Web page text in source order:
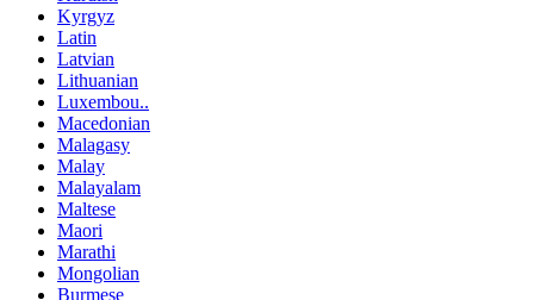
Kyrgyz
Latin
Latvian
Lithuanian
Luxembou..
Macedonian
Malagasy
Malay
Malayalam
Maltese
Maori
Marathi
Mongolian
Burmese